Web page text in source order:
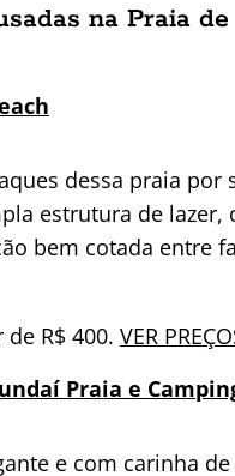
na Praia de
dessa praia por
estrutura de lazer,
bem cotada entre
R$ 400. VER
Praia e
e com carinha